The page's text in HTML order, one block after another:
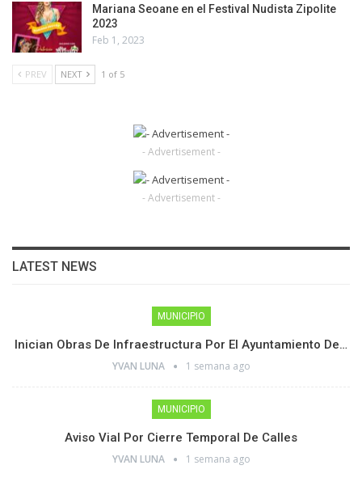
Mariana Seoane en el Festival Nudista Zipolite
2023
Feb 1, 2023
PREV NEXT 1 of 5
- Advertisement -
- Advertisement -
LATEST NEWS
MUNICIPIO
Inician Obras De Infraestructura Por El Ayuntamiento De…
YVAN LUNA 1 semana ago
MUNICIPIO
Aviso Vial Por Cierre Temporal De Calles
YVAN LUNA 1 semana ago